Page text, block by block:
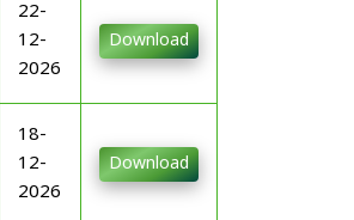
22-
12-
2026
Download
18-
12-
2026
Download